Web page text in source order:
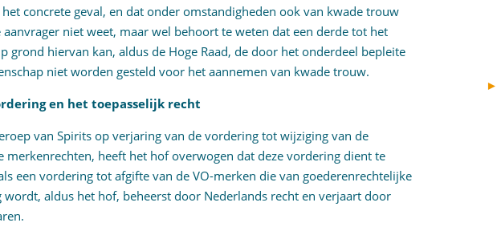
concrete geval, en dat onder omstandigheden ook van kwade trouw
aanvrager niet weet, maar wel behoort te weten dat een derde tot het
grond hiervan kan, aldus de Hoge Raad, de door het onderdeel bepleite
niet worden gesteld voor het aannemen van kwade trouw.
en het toepasselijk recht
van Spirits op verjaring van de vordering tot wijziging van de
merkenrechten, heeft het hof overwogen dat deze vordering dient te
een vordering tot afgifte van de VO-merken die van goederenrechtelijke
wordt, aldus het hof, beheerst door Nederlands recht en verjaart door
►